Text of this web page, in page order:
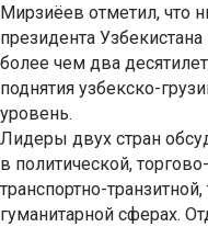
Мирзиёев отметил, что
президента
более чем два
поднятия узбекско-
уровень.
Лидеры двух стран
в политической,
транспортно-
гуманитарной сферах.